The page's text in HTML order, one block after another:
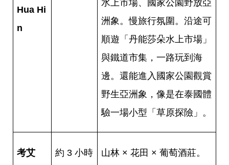
Hua Hi
n
洲象。慢旅行氛圍。沿途可
順遊「丹能莎朵水上市場」
與鐵道市集，一路玩到海
邊。還能進入國家公園觀賞
野生亞洲象，像是在泰國體
驗一場小型「草原探險」。
考艾 約 3 小時
山林 × 花田 × 葡萄酒莊。